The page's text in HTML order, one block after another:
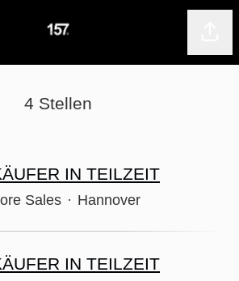
4 Stellen
IN TEILZEIT
Sales · Hannover
IN TEILZEIT